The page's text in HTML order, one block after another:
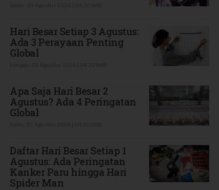
Hari Besar Setiap 3 Agustus:
Ada 3 Perayaan Penting
Global
Apa Saja Hari Besar 2
Agustus? Ada 4 Peringatan
Global
Daftar Hari Besar Setiap 1
Agustus: Ada Peringatan
Kanker Paru hingga Hari
Spider Man